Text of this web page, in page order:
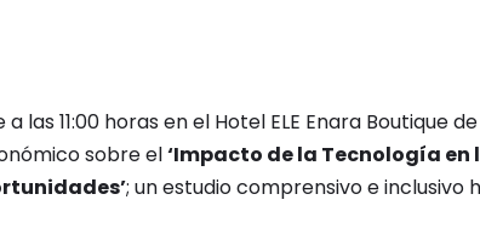
las 11:00 horas en el Hotel ELE Enara Boutique de
sobre el‘Impacto de la Tecnología
; un estudio comprensivo e inclusivo